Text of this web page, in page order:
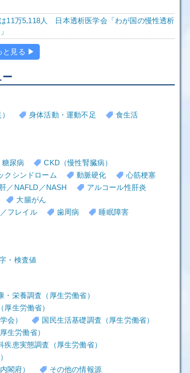
11万5,118人 日本透析医学会「わが国の慢性透析
と見る ▶
身体活動・運動不足
食生活
糖尿病
CKD（慢性腎臓病）
クシンドローム 動脈硬化
心筋梗塞
／NAFLD／NASH
アルコール性肝炎
大腸がん
フレイル
歯周病
睡眠障害
・検査値
・栄養調査（厚生労働省）
厚生労働省）
会）
国民生活基礎調査（厚生労働省）
生労働省）
疾患実態調査（厚生労働省）
閣府）
その他の情報源